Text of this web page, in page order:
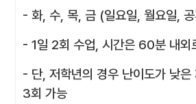
- 화, 수, 목, 금 (일요일, 월요일,
- 1일 2회 수업, 시간은 60분 내외
- 단, 저학년의 경우 난이도가 낮은
3회 가능